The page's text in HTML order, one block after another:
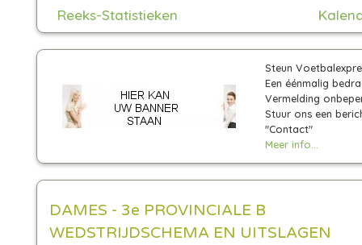
Reeks-Statistieken
Steun
Een éénmalig
Vermelding
Stuur ons een
"Contact"
Meer info...
DAMES - 3e PROVINCIALE B
WEDSTRIJDSCHEMA EN UITSLAGEN